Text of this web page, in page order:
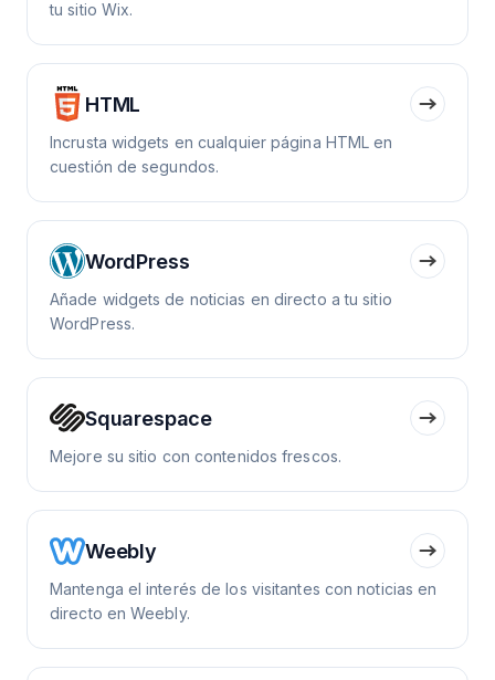
tu sitio Wix.
HTML
Incrusta widgets en cualquier página HTML en
cuestión de segundos.
WordPress
Añade widgets de noticias en directo a tu sitio
WordPress.
Squarespace
Mejore su sitio con contenidos frescos.
Weebly
Mantenga el interés de los visitantes con noticias en
directo en Weebly.